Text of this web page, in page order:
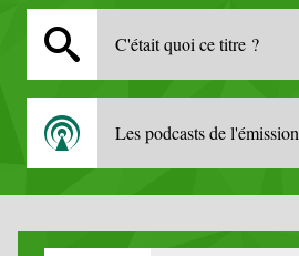
C'était quoi ce titre ?
Les podcasts de l'émission